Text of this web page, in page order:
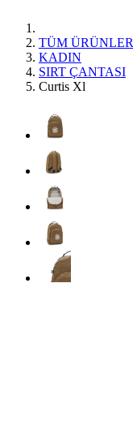
TÜM ÜRÜNLER
KADIN
SIRT ÇANTASI
Curtis Xl